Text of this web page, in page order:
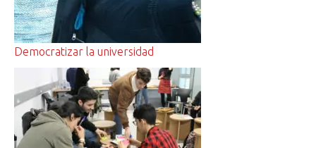
Democratizar la universidad